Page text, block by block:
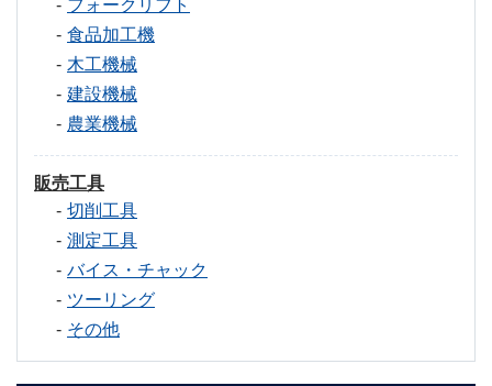
フォークリフト
食品加工機
木工機械
建設機械
農業機械
販売工具
切削工具
測定工具
バイス・チャック
ツーリング
その他